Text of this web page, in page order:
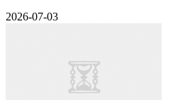
2026-07-03